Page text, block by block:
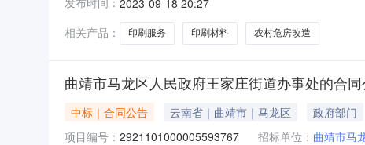
进口产品审核前公示：采购公告（或单一来源审
相关产品：
印刷服务 印刷材料 农村危房改造
曲靖市马龙区人民政府王家庄街道办事处的合
中标｜合同公告 云南省｜曲靖市｜马龙区 政府部门
项目编号： 2921101000005593767 招标单位： 曲靖市马